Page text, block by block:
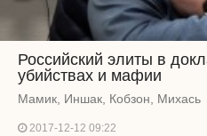
Российский элиты в
убийствах и мафии
Мамик, Иншак, Кобзон, Михась
2017-12-12 09:22